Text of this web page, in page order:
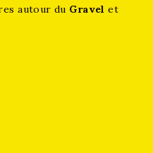
autour du Gravel et